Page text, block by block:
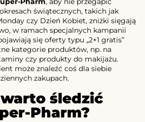
świątecznych, takich jak
czy Dzień Kobiet, zniżki sięgają
w ramach specjalnych kampanii
się oferty typu „2+1 gratis”
kategorie produktów, np. na
czy produkty do makijażu.
może znaleźć coś dla siebie
zakupach.
śledzić
Pharm?